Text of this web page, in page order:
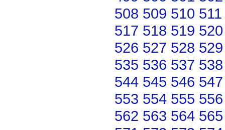
508 509 510 511
517 518 519 520
526 527 528 529
535 536 537 538
544 545 546 547
553 554 555 556
562 563 564 565